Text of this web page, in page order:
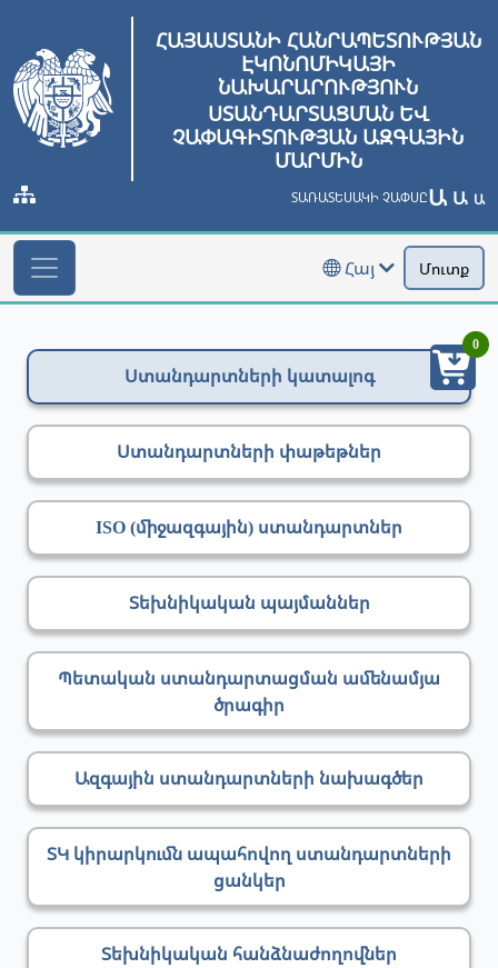
ՀԱՅԱՍՏԱՆԻ ՀԱՆՐԱՊԵՏՈՒԹՅԱՆ
ԷԿՈՆՈՄԻԿԱՅԻ
ՆԱԽԱՐԱՐՈՒԹՅՈՒՆ
ՍՏԱՆԴԱՐՏԱՑՄԱՆ ԵՎ
ՉԱՓԱԳԻՏՈՒԹՅԱՆ ԱԶԳԱՅԻՆ
ՄԱՐՄԻՆ
ՏԱՌԱՏԵՍԱԿԻ ՉԱՓՍԸԱ Ա Ա
Հայ Մուտք
Ստանդարտների կատալոգ
Ստանդարտների փաթեթներ
ISO (միջազգային) ստանդարտներ
Տեխնիկական պայմաններ
Պետական ստանդարտացման ամենամյա
ծրագիր
Ազգային ստանդարտների նախագծեր
ՏԿ կիրարկումն ապահովող ստանդարտների
ցանկեր
Տեխնիկական հանձնաժողովներ
0